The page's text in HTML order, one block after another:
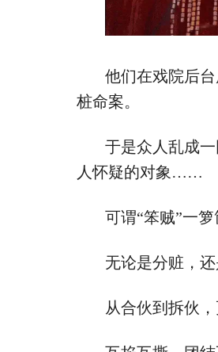
他们在戏院后
桩命案。
于是众人乱成
人怀疑的对象……
可谓“笨贼”一
无论是分赃，
从合伙到拆伙